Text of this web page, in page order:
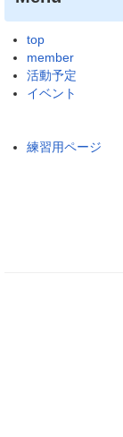
top
member
活動予定
イベント
練習用ページ